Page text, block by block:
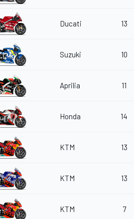
Ducati 13
Suzuki 10
Aprilia 11
Honda 14
KTM 13
KTM 13
KTM 7